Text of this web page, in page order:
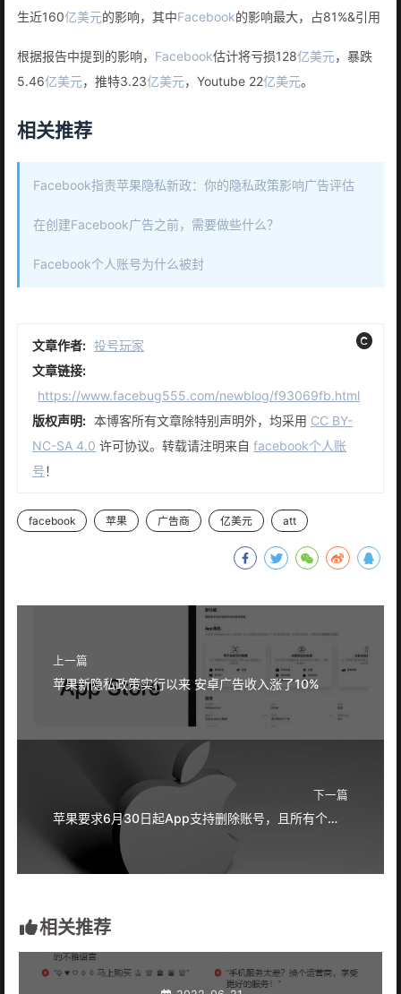
生近160亿美元的影响，其中Facebook的影响最大，占81%&引用
根据报告中提到的影响， Facebook估计将亏损128亿美元，暴跌
5.46亿美元，推特3.23亿美元，Youtube 22亿美元。
相关推荐
Facebook指责苹果隐私新政：你的隐私政策影响广告评估
在创建Facebook广告之前，需要做些什么？
Facebook个人账号为什么被封
文章作者: 投号玩家
文章链接:
https://www.facebug555.com/newblog/f93069fb.html
版权声明: 本博客所有文章除特别声明外，均采用 CC BY-
NC-SA 4.0 许可协议。转载请注明来自 facebook个人账
号！
facebook 苹果 广告商 亿美元 att
上一篇
苹果新隐私政策实行以来 安卓广告收入涨了10%
下一篇
苹果要求6月30日起App支持删除账号，且所有个人数据也能够被删除
相关推荐